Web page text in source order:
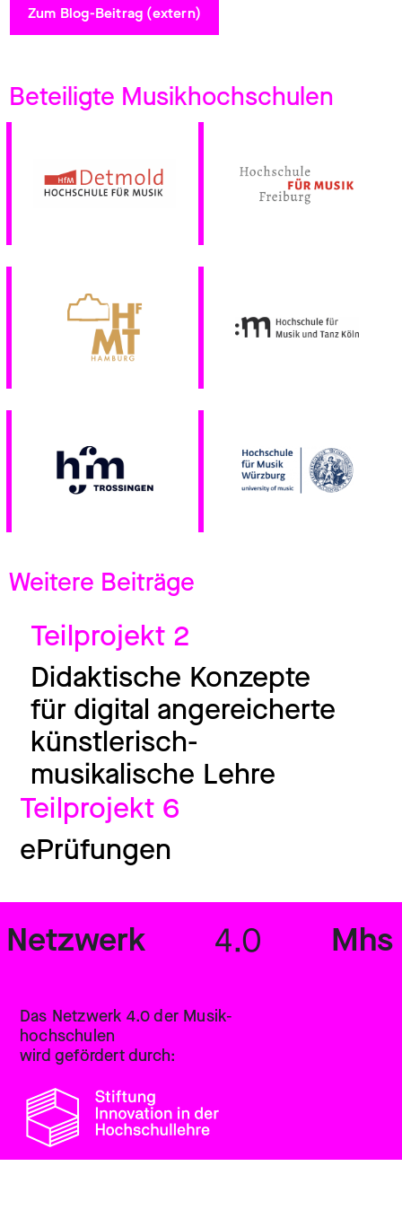
Zum Blog-Beitrag (extern)
Beteiligte Musikhochschulen
Weitere Beiträge
Teilprojekt 2
Didaktische Konzepte
für digital angereicherte
künstlerisch-
musikalische Lehre
Teilprojekt 6
ePrüfungen
Netzwerk 4.0 Mhs
Das Netzwerk 4.0 der Musik­
hochschulen
wird gefördert durch: